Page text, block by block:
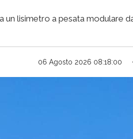
un lisimetro a pesata modulare
06 Agosto 2026 08:18:00